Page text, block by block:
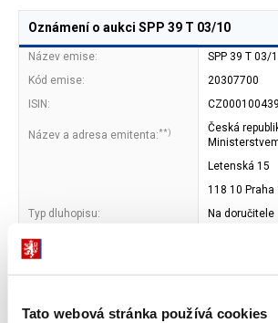
Tato webová stránka používá cookies
Oznámení o aukci SPP 39 T 03/10
Název emise:
SPP 39 T 03/
Kód emise:
20307700
ISIN:
Název a adresa emitenta:**)
Česká
Letenská 15
118 10 Praha
Typ dluhopisu:
Na doručitele
Forma dluhopisu:
zaknihovaný
Datum splatnosti:
Celková jmenovitá hodnota
5 000 000